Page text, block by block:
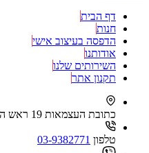
דף הבית
חנות
הדפסה בעיצוב אישי
אודותנו
השירותים שלנו
תקנון אתר
כתובת העצמאות 19 ראש העין
טלפון 03-9382771